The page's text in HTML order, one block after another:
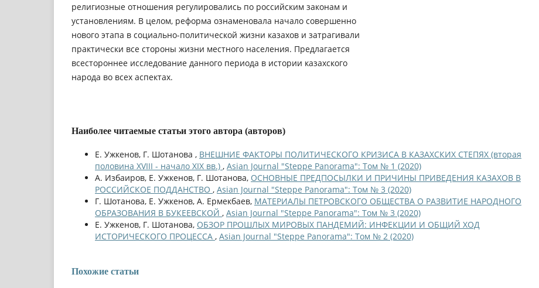
религиозные отношения регулировались по российским законам и
установлениям. В целом, реформа ознаменовала начало совершенно
нового этапа в социально-политической жизни казахов и затрагивали
практически все стороны жизни местного населения. Предлагается
всестороннее исследование данного периода в истории казахского
народа во всех аспектах.
Наиболее читаемые статьи этого автора (авторов)
Е. Ужкенов, Г. Шотанова , ВНЕШНИЕ ФАКТОРЫ ПОЛИТИЧЕСКОГО КРИЗИСА В КАЗАХСКИХ СТЕПЯХ (вторая
половина XVIII - начало XIX вв.) , Asian Journal "Steppe Panorama": Том № 1 (2020)
А. Избаиров, Е. Ужкенов, Г. Шотанова, ОСНОВНЫЕ ПРЕДПОСЫЛКИ И ПРИЧИНЫ ПРИВЕДЕНИЯ КАЗАХОВ В
РОССИЙСКОЕ ПОДДАНСТВО , Asian Journal "Steppe Panorama": Том № 3 (2020)
Г. Шотанова, Е. Ужкенов, А. Ермекбаев, МАТЕРИАЛЫ ПЕТРОВСКОГО ОБЩЕСТВА О РАЗВИТИЕ НАРОДНОГО
ОБРАЗОВАНИЯ В БУКЕЕВСКОЙ , Asian Journal "Steppe Panorama": Том № 3 (2020)
Е. Ужкенов, Г. Шотанова, ОБЗОР ПРОШЛЫХ МИРОВЫХ ПАНДЕМИЙ: ИНФЕКЦИИ И ОБЩИЙ ХОД
ИСТОРИЧЕСКОГО ПРОЦЕССА , Asian Journal "Steppe Panorama": Том № 2 (2020)
Похожие статьи